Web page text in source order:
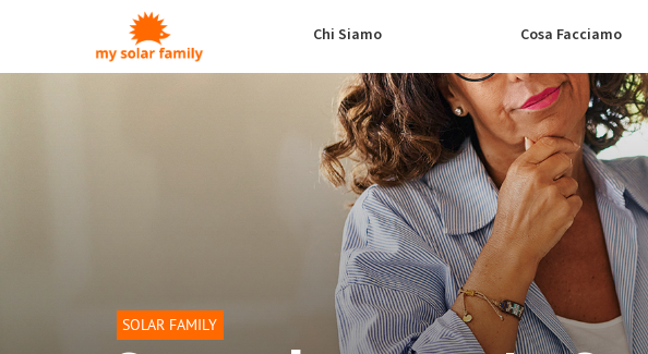
Salta al contenuto principale
Chi Siamo Cosa Facciamo
SOLAR FAMILY